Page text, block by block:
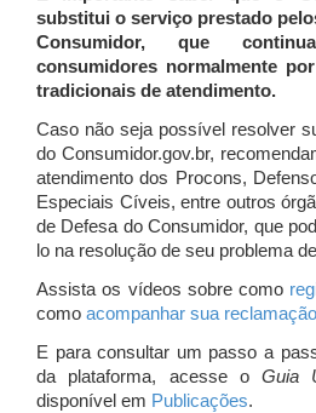
substitui o serviço prestado
Consumidor, que
consumidores normalmente
tradicionais de atendimento.
Caso não seja possível resolver
do Consumidor.gov.br,
atendimento dos Procons,
Especiais Cíveis, entre outros
de Defesa do Consumidor, que
lo na resolução de seu problema
Assista os vídeos sobre como
como acompanhar sua reclamação
E para consultar um passo a
da plataforma, acesse oGuia
disponível em Publicações.